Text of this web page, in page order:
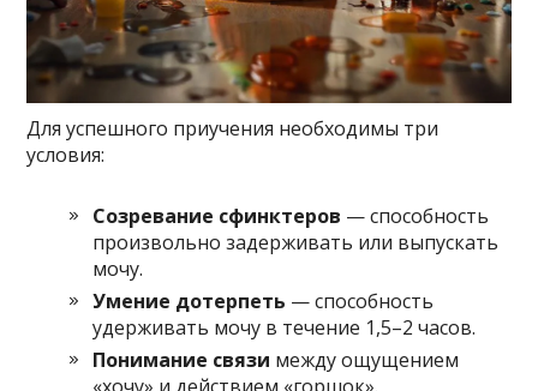
Для успешного приучения необходимы три
условия:
Созревание сфинктеров — способность
произвольно задерживать или выпускать
мочу.
Умение дотерпеть — способность
удерживать мочу в течение 1,5–2 часов.
Понимание связи между ощущением